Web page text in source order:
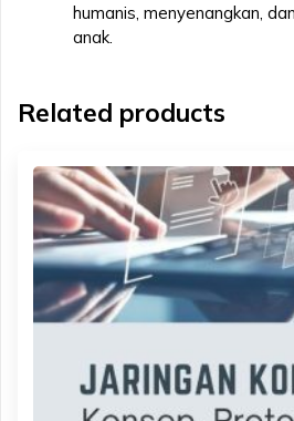
humanis, menyenangkan,
anak.
Related products